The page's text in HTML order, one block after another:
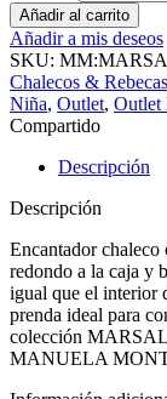
Añadir al carrito
Añadir a mis deseos
SKU:
Chalecos &
Niña, Outlet, Outlet
Compartido
Descripción
Descripción
Encantador
redondo a la caja y
igual que el interior
prenda ideal para
colección
MANUELA